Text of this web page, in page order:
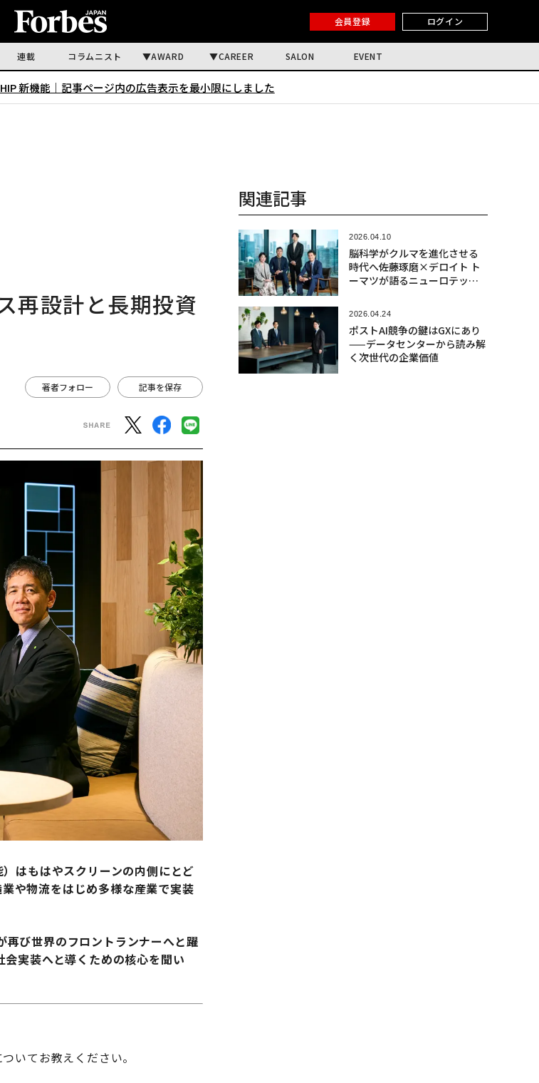
会員登録 ログイン
連載 コラムニスト AWARD CAREER SALON EVENT
新機能｜ 記事ページ内の広告表示を最小限にしました
再設計と長期投資
著者フォロー 記事を保存
はもはやスクリーンの内側にとど
や物流をはじめ多様な産業で実装
び世界のフロントランナーへと躍
実装へと導くための核心を聞い
いてお教えください。
関連記事
2026.04.10
脳科学がクルマを進化させる
時代へ――佐藤琢磨×デロイト ト
ーマツが語るニューロテック
2026.04.24
ポストAI競争の鍵はGXにあり
——データセンターから読み解
く次世代の企業価値